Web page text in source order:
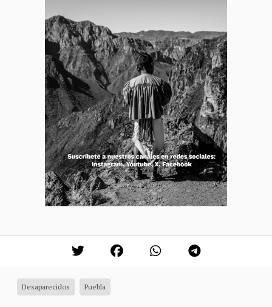
Desaparecidos Puebla